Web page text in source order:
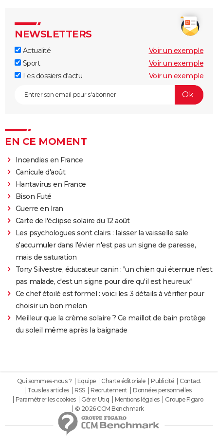
NEWSLETTERS
Actualité
Voir un exemple
Sport
Voir un exemple
Les dossiers d'actu
Voir un exemple
EN CE MOMENT
Incendies en France
Canicule d'août
Hantavirus en France
Bison Futé
Guerre en Iran
Carte de l'éclipse solaire du 12 août
Les psychologues sont clairs : laisser la vaisselle sale
s'accumuler dans l'évier n'est pas un signe de paresse,
mais de saturation
Tony Silvestre, éducateur canin : "un chien qui éternue n'est
pas malade, c'est un signe pour dire qu'il est heureux"
Ce chef étoilé est formel : voici les 3 détails à vérifier pour
choisir un bon melon
Meilleur que la crème solaire ? Ce maillot de bain protège
du soleil même après la baignade
Qui sommes-nous ? Equipe Charte éditoriale Publicité
Contact
Tous les articles
RSS Recrutement
Données personnelles
Paramétrer les cookies
Gérer Utiq Mentions légales
Groupe Figaro
© 2026 CCM Benchmark